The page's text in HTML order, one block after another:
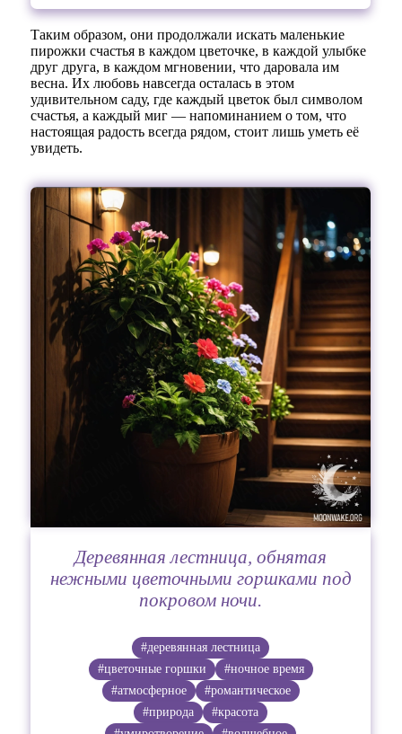
Таким образом, они продолжали искать маленькие
пирожки счастья в каждом цветочке, в каждой улыбке
друг друга, в каждом мгновении, что даровала им
весна. Их любовь навсегда осталась в этом
удивительном саду, где каждый цветок был символом
счастья, а каждый миг — напоминанием о том, что
настоящая радость всегда рядом, стоит лишь уметь её
увидеть.
Деревянная лестница, обнятая
нежными цветочными горшками под
покровом ночи.
#деревянная лестница
#цветочные горшки
#ночное время
#атмосферное
#романтическое
#природа
#красота